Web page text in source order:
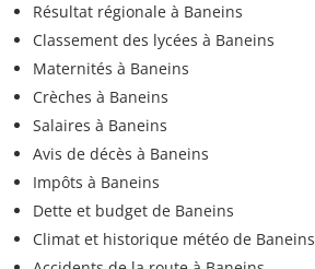
Résultat régionale à Baneins
Classement des lycées à Baneins
Maternités à Baneins
Crèches à Baneins
Salaires à Baneins
Avis de décès à Baneins
Impôts à Baneins
Dette et budget de Baneins
Climat et historique météo de Baneins